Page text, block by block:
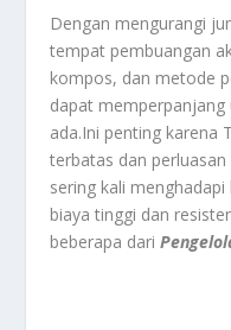
Dengan mengurangi
tempat pembuangan
kompos, dan metode
dapat
ada.Ini penting karena
terbatas dan
sering kali
biaya tinggi dan
beberapa dari